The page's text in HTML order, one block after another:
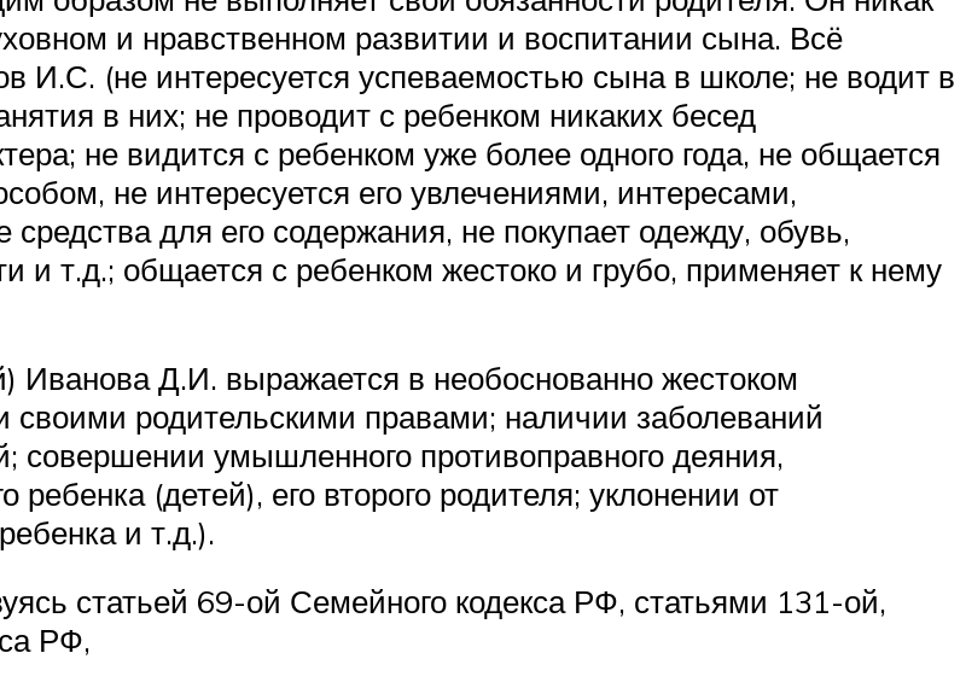
и нравственном развитии и воспитании сына. Всё
И.С. (не интересуется успеваемостью сына в школе; не водит в
в них; не проводит с ребенком никаких бесед
не видится с ребенком уже более одного года, не общается
не интересуется его увлечениями, интересами,
для его содержания, не покупает одежду, обувь,
и т.д.; общается с ребенком жестоко и грубо, применяет к нему
Иванова Д.И. выражается в необоснованно жестоком
родительскими правами; наличии заболеваний
совершении умышленного противоправного деяния,
ребенка (детей), его второго родителя; уклонении от
и т.д.).
статьей 69-ой Семейного кодекса РФ, статьями 131-ой,
РФ,